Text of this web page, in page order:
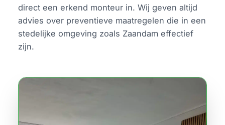
direct een erkend monteur in. Wij geven altijd
advies over preventieve maatregelen die in een
stedelijke omgeving zoals Zaandam effectief
zijn.